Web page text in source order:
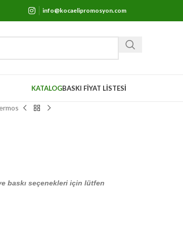
info@kocaelipromosyon.com
KATALOGBASKI FİYAT LİSTESİ
baskı seçenekleri için lütfen